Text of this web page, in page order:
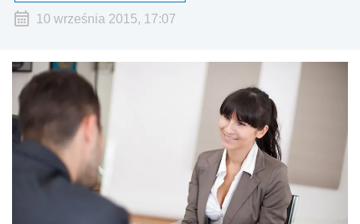
10 września 2015, 17:07